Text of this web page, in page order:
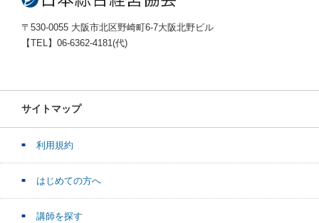
〒530-0055 大阪市北区野崎町6-7大阪北野ビル
【TEL】06-6362-4181(代)
サイトマップ
利用規約
はじめての方へ
講師を探す